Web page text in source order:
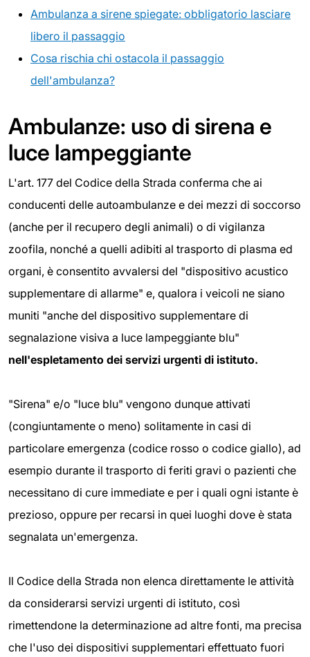
Ambulanza a sirene spiegate: obbligatorio lasciare
libero il passaggio
Cosa rischia chi ostacola il passaggio
dell'ambulanza?
Ambulanze: uso di sirena e
luce lampeggiante
L'art. 177 del Codice della Strada conferma che ai
conducenti delle autoambulanze e dei mezzi di soccorso
(anche per il recupero degli animali) o di vigilanza
zoofila, nonché a quelli adibiti al trasporto di plasma ed
organi, è consentito avvalersi del "dispositivo acustico
supplementare di allarme" e, qualora i veicoli ne siano
muniti "anche del dispositivo supplementare di
segnalazione visiva a luce lampeggiante blu"
nell'espletamento dei servizi urgenti di istituto.
"Sirena" e/o "luce blu" vengono dunque attivati
(congiuntamente o meno) solitamente in casi di
particolare emergenza (codice rosso o codice giallo), ad
esempio durante il trasporto di feriti gravi o pazienti che
necessitano di cure immediate e per i quali ogni istante è
prezioso, oppure per recarsi in quei luoghi dove è stata
segnalata un'emergenza.
Il Codice della Strada non elenca direttamente le attività
da considerarsi servizi urgenti di istituto, così
rimettendone la determinazione ad altre fonti, ma precisa
che l'uso dei dispositivi supplementari effettuato fuori